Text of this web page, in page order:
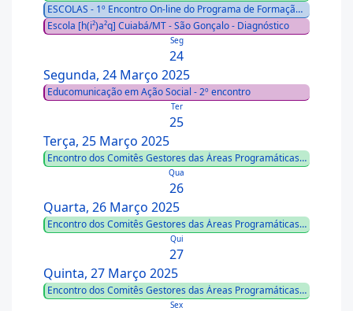
ESCOLAS - 1º Encontro On-line do Programa de Formação
das Coordenações Pedagógicas do Ensino Fundamental
Anos Finais
Escola [h(i²)a²q] Cuiabá/MT - São Gonçalo - Diagnóstico
24
Seg
Segunda, 24 Março 2025
Educomunicação em Ação Social - 2º encontro
25
Ter
Terça, 25 Março 2025
Encontro dos Comitês Gestores das Áreas Programáticas
da RSB e da Comissão Nacional da Pastoral Juvenil
26
Qua
Quarta, 26 Março 2025
Encontro dos Comitês Gestores das Áreas Programáticas
da RSB e da Comissão Nacional da Pastoral Juvenil
27
Qui
Quinta, 27 Março 2025
Encontro dos Comitês Gestores das Áreas Programáticas
da RSB e da Comissão Nacional da Pastoral Juvenil
Sex